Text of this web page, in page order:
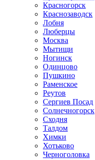
Красногорск
Краснозаводск
Лобня
Люберцы
Москва
Мытищи
Ногинск
Одинцово
Пушкино
Раменское
Реутов
Сергиев Посад
Солнечногорск
Сходня
Талдом
Химки
Хотьково
Черноголовка